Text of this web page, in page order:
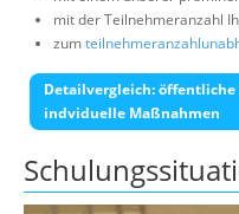
mit der Teilnehmeranzahl
zum
Detailvergleich:
indviduelle Maßnahmen